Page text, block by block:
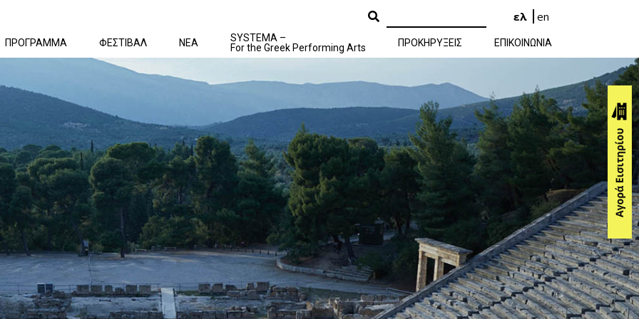
ελ en
ΠΡΟΓΡΑΜΜΑ ΦΕΣΤΙΒΑΛ ΝΕΑ
SYSTEMA –
For the Greek Performing Arts
ΠΡΟΚΗΡΥΞΕΙΣ ΕΠΙΚΟΙΝΩΝΙΑ